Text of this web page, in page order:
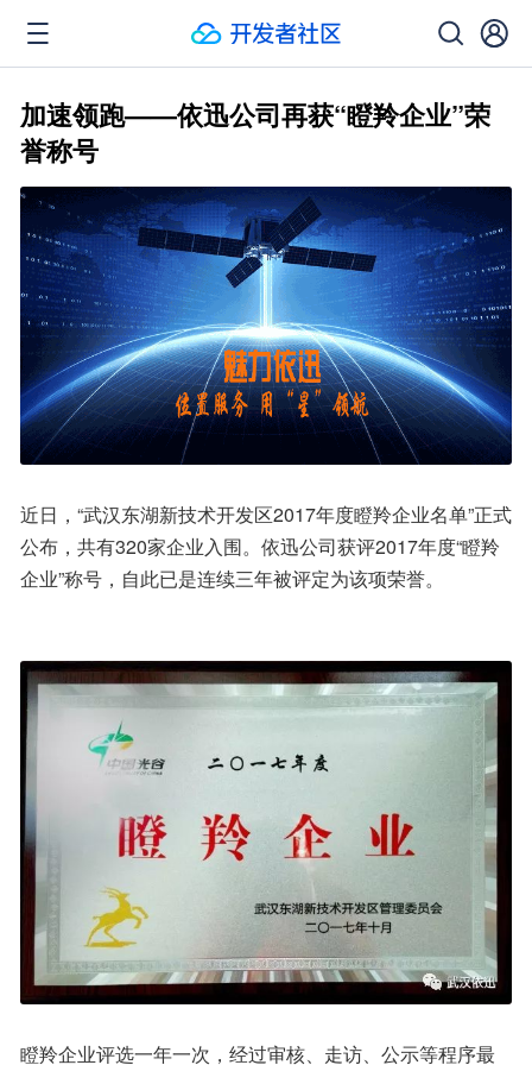
加速领跑——依迅公司再获“瞪羚企业”荣
誉称号
近日，“武汉东湖新技术开发区2017年度瞪羚企业名单”正式
公布，共有320家企业入围。依迅公司获评2017年度“瞪羚
企业”称号，自此已是连续三年被评定为该项荣誉。
瞪羚企业评选一年一次，经过审核、走访、公示等程序最